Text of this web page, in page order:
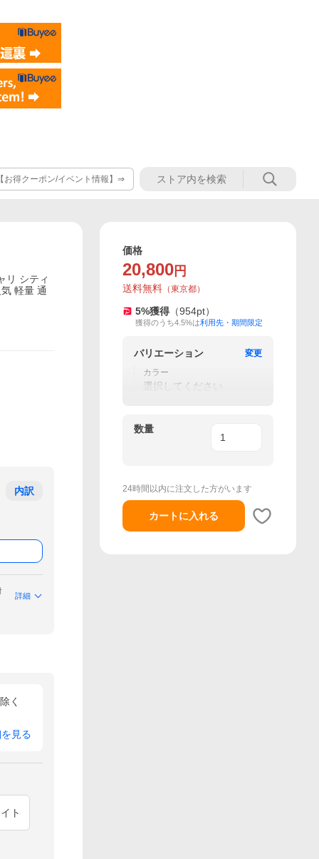
お得クーポン/イベント情報】⇒
リ シティ
軽量 通
内訳
詳細
く
見る
ト
価格
20,800 円
送料無料 （東京都）
5%獲得 （954pt）
獲得のうち4.5%は利用先・期間限定
バリエーション
変更
カラー
選択してください
数量
24時間以内に注文した方がいます
カートに入れる